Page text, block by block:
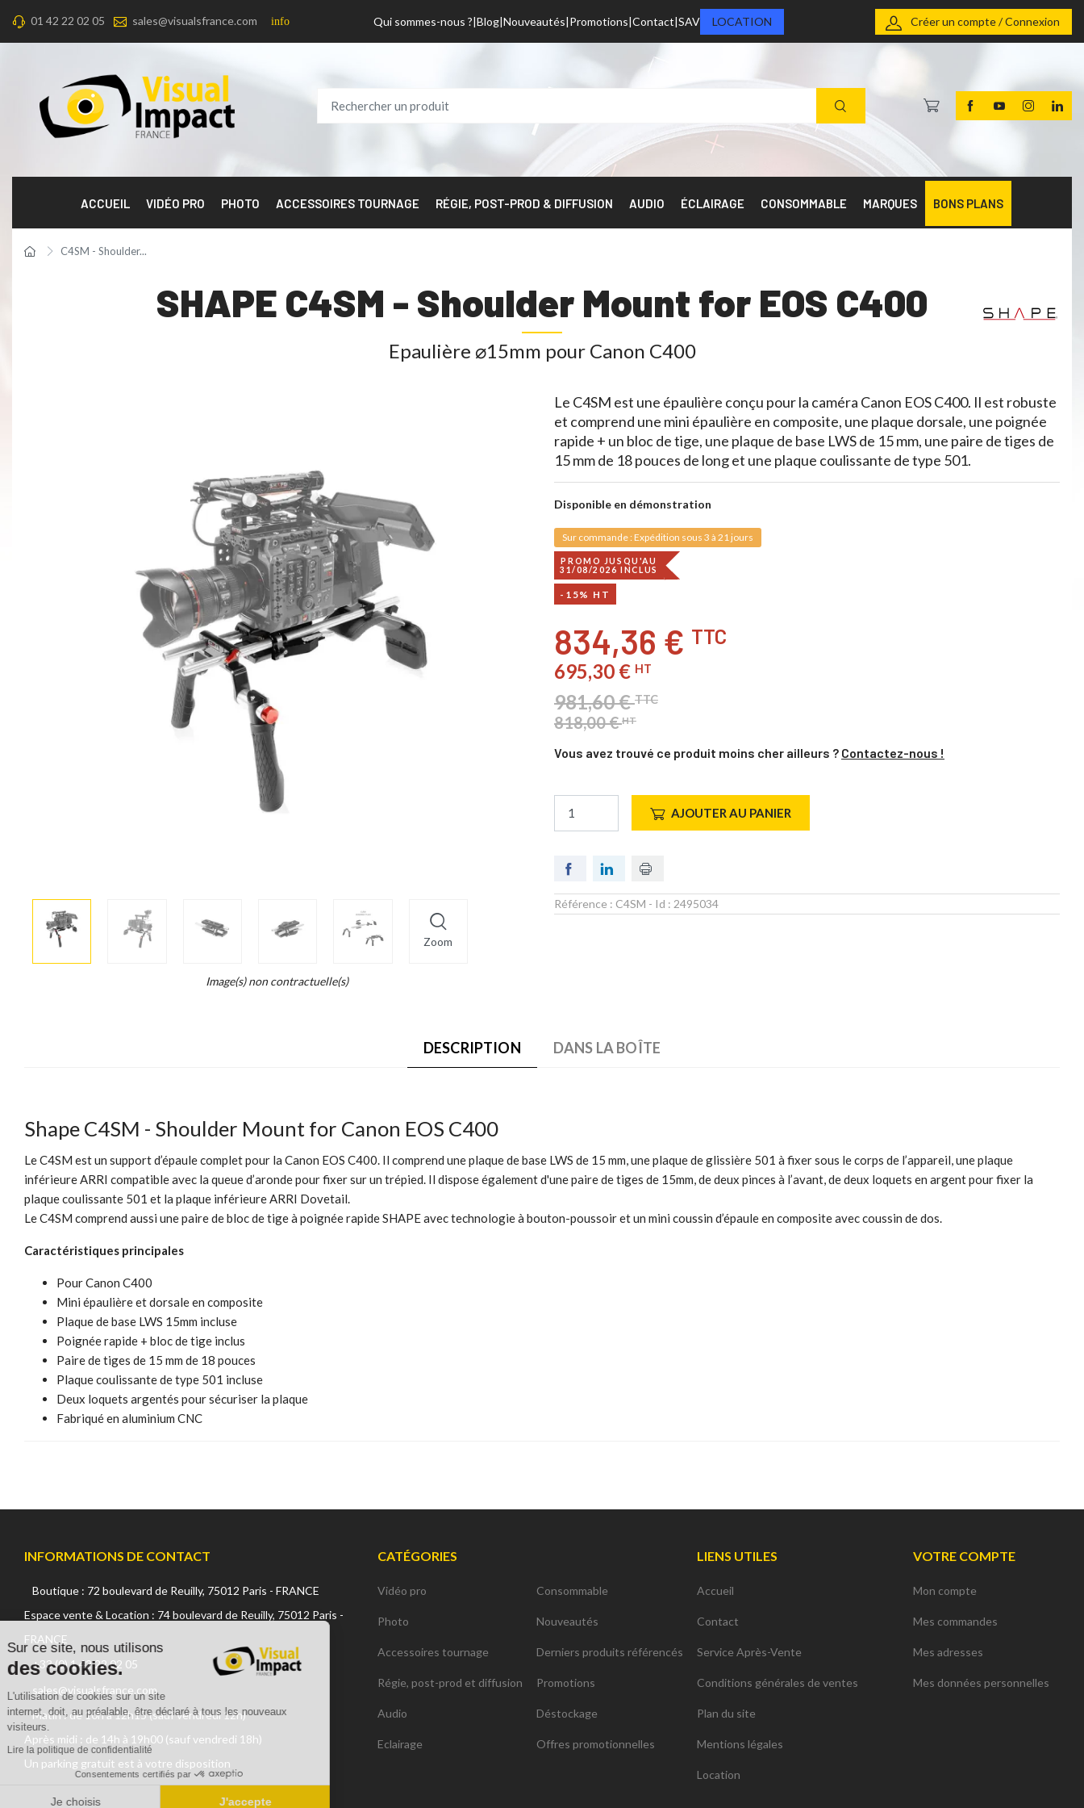
01 42 22 02 05 sales@visualsfrance.com info Qui sommes-nous ? Blog Nouveautés Promotions Contact SAV LOCATION Créer un compte / Connexion
ACCUEIL VIDÉO PRO PHOTO ACCESSOIRES TOURNAGE RÉGIE, POST-PROD & DIFFUSION AUDIO ÉCLAIRAGE CONSOMMABLE MARQUES BONS PLANS
C4SM - Shoulder...
SHAPE C4SM - Shoulder Mount for EOS C400
Epaulière ⌀15mm pour Canon C400
Zoom
More
info
Image(s) non contractuelle(s)
Le C4SM est une épaulière conçu pour la caméra Canon EOS C400. Il est robuste
et comprend une mini épaulière en composite, une plaque dorsale, une poignée
rapide + un bloc de tige, une plaque de base LWS de 15 mm, une paire de tiges de
15 mm de 18 pouces de long et une plaque coulissante de type 501.
Disponible en démonstration
Sur commande : Expédition sous 3 à 21 jours
PROMO JUSQU'AU
31/08/2026 INCLUS
-15% HT
834,36 € TTC
695,30 € HT
981,60 €TTC
818,00 €HT
Vous avez trouvé ce produit moins cher ailleurs ? Contactez-nous !
AJOUTER AU PANIER
Référence : C4SM - Id : 2495034
DESCRIPTION DANS LA BOÎTE
Shape C4SM - Shoulder Mount for Canon EOS C400
Le C4SM est un support d’épaule complet pour la Canon EOS C400. Il comprend une plaque de base LWS de 15 mm, une plaque de glissière 501 à fixer sous le corps de l’appareil, une plaque
inférieure ARRI compatible avec la queue d’aronde pour fixer sur un trépied. Il dispose également d'une paire de tiges de 15mm, de deux pinces à l’avant, de deux loquets en argent pour fixer la
plaque coulissante 501 et la plaque inférieure ARRI Dovetail.
Le C4SM comprend aussi une paire de bloc de tige à poignée rapide SHAPE avec technologie à bouton-poussoir et un mini coussin d’épaule en composite avec coussin de dos.
Caractéristiques principales
Pour Canon C400
Mini épaulière et dorsale en composite
Plaque de base LWS 15mm incluse
Poignée rapide + bloc de tige inclus
Paire de tiges de 15 mm de 18 pouces
Plaque coulissante de type 501 incluse
Deux loquets argentés pour sécuriser la plaque
Fabriqué en aluminium CNC
INFORMATIONS DE CONTACT
Boutique : 72 boulevard de Reuilly, 75012 Paris - FRANCE
Espace vente & Location : 74 boulevard de Reuilly, 75012 Paris -
FRANCE
+33 (0) 1 42 22 02 05
sales@visualsfrance.com
Matin : de 10h à 12h15 (sauf vendredi 12h)
Après midi : de 14h à 19h00 (sauf vendredi 18h)
Un parking gratuit est à votre disposition
CATÉGORIES
Vidéo pro
Photo
Accessoires tournage
Régie, post-prod et diffusion
Audio
Eclairage
Consommable
Nouveautés
Derniers produits référencés
Promotions
Déstockage
Offres promotionnelles
LIENS UTILES
Accueil
Contact
Service Après-Vente
Conditions générales de ventes
Plan du site
Mentions légales
Location
VOTRE COMPTE
Mon compte
Mes commandes
Mes adresses
Mes données personnelles
Sur ce site, nous utilisons
des cookies.
L'utilisation de cookies sur un site
internet, doit, au préalable, être déclaré à tous les nouveaux
visiteurs.
Lire la politique de confidentialité
Consentements certifiés par
Je choisis J'accepte